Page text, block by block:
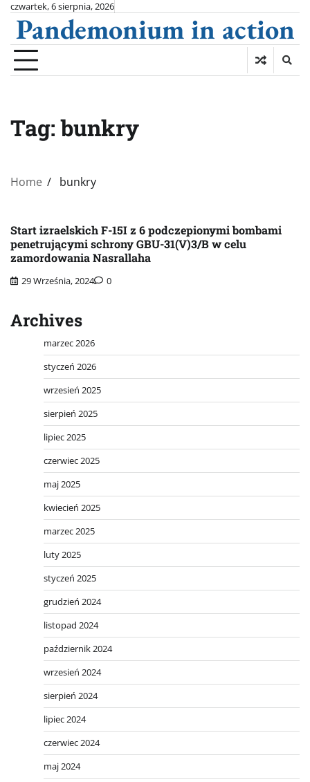
Skip
content
czwartek, 6 sierpnia, 2026
Pandemonium in action
Tag:bunkry
Home bunkry
Start izraelskich F-15I z 6 podczepionymi bombami
penetrującymi schrony GBU-31(V)3/B w celu
zamordowania Nasrallaha
29 Września, 2024 0
Archives
marzec 2026
styczeń 2026
wrzesień 2025
sierpień 2025
lipiec 2025
czerwiec 2025
maj 2025
kwiecień 2025
marzec 2025
luty 2025
styczeń 2025
grudzień 2024
listopad 2024
październik 2024
wrzesień 2024
sierpień 2024
lipiec 2024
czerwiec 2024
maj 2024